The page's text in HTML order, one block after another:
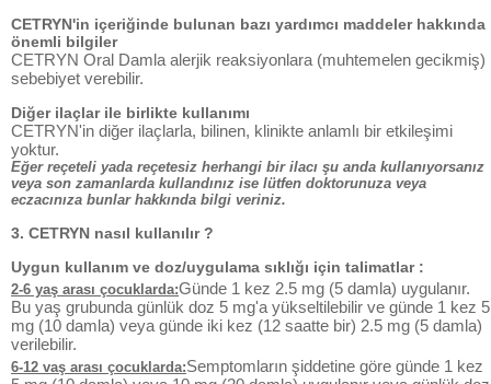
CETRYN'in içeriğinde bulunan bazı yardımcı maddeler hakkında
önemli bilgiler
CETRYN Oral Damla alerjik reaksiyonlara (muhtemelen gecikmiş)
sebebiyet verebilir.
Diğer ilaçlar ile birlikte kullanımı
CETRYN'in diğer ilaçlarla, bilinen, klinikte anlamlı bir etkileşimi
yoktur.
Eğer reçeteli yada reçetesiz herhangi bir ilacı şu anda kullanıyorsanız
veya son zamanlarda kullandınız ise lütfen doktorunuza veya
eczacınıza bunlar hakkında bilgi veriniz.
3. CETRYN nasıl kullanılır ?
Uygun kullanım ve doz/uygulama sıklığı için talimatlar :
2-6 yaş arası çocuklarda:Günde 1 kez 2.5 mg (5 damla) uygulanır.
Bu yaş grubunda günlük doz 5 mg'a yükseltilebilir ve günde 1 kez 5
mg (10 damla) veya günde iki kez (12 saatte bir) 2.5 mg (5 damla)
verilebilir.
6-12 vaş arası çocuklarda:Semptomların şiddetine göre günde 1 kez